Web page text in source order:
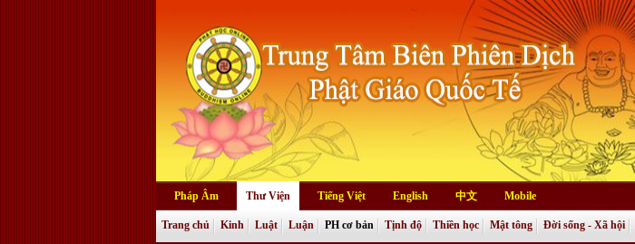
Pháp Âm Thư Viện Tiếng Việt English 中文 Mobile
Trang chủ Kinh Luật Luận PH cơ bản Tịnh độ Thiền học Mật tông Đời sống - Xã hội